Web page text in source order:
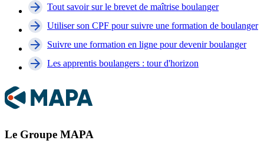
Tout savoir sur le brevet de maîtrise boulanger
Utiliser son CPF pour suivre une formation de boulanger
Suivre une formation en ligne pour devenir boulanger
Les apprentis boulangers : tour d'horizon
Le Groupe MAPA